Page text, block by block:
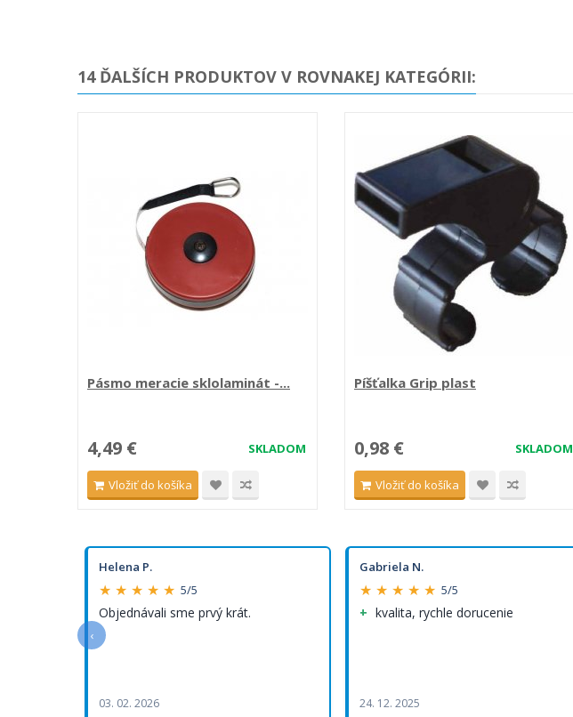
14 ĎALŠÍCH PRODUKTOV V ROVNAKEJ KATEGÓRII:
Pásmo meracie sklolaminát -...
SKLADOM
4,49 €
Vložiť do košíka
Píšťalka Grip plast
SKLADOM
0,98 €
Vložiť do košíka
Helena P.
★ ★ ★ ★ ★ 5/5
Objednávali sme prvý krát.
03. 02. 2026
Gabriela N.
★ ★ ★ ★ ★ 5/5
kvalita, rychle dorucenie
24. 12. 2025
‹